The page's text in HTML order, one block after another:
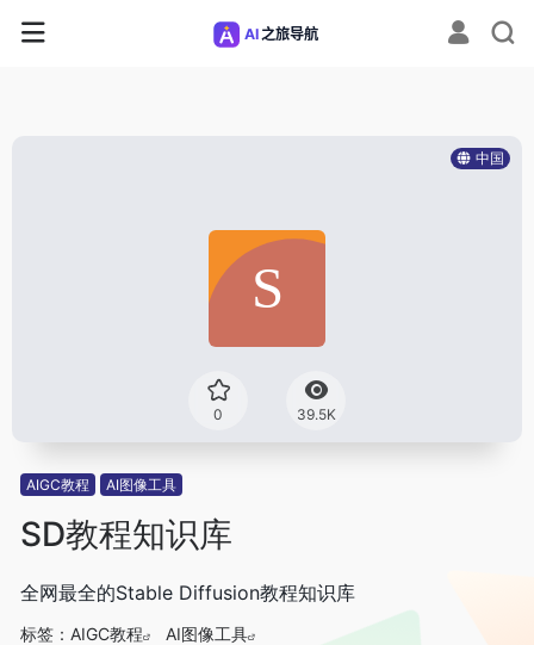
中国
0 39.5K
AIGC教程 AI图像工具
SD教程知识库
全网最全的Stable Diffusion教程知识库
标签： AIGC教程
AI图像工具